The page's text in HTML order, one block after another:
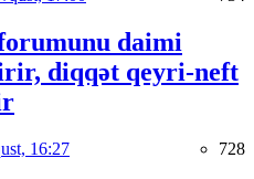
daimi
diqqət qeyri-neft
16:27 728